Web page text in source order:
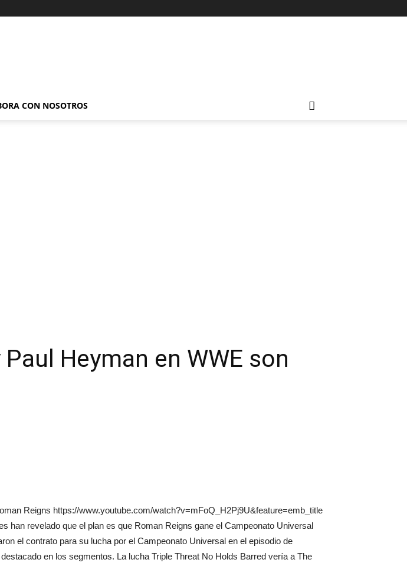
CON NOSOTROS
Heyman en WWE son
Reigns https://www.youtube.com/watch?v=mFoQ_H2Pj9U&feature=emb_title
han revelado que el plan es que Roman Reigns gane el Campeonato Universal
el contrato para su lucha por el Campeonato Universal en el episodio de
en los segmentos. La lucha Triple Threat No Holds Barred vería a The